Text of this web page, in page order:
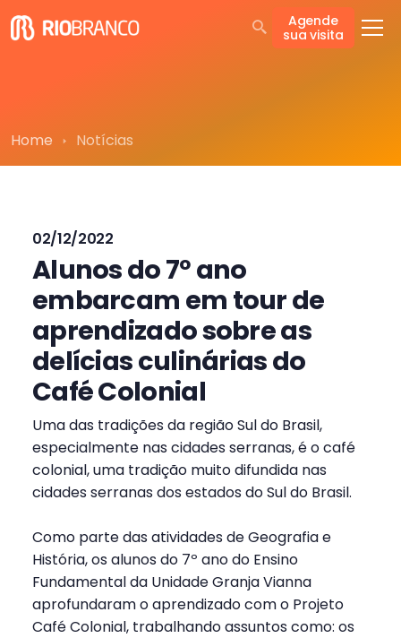
Agende
sua visita
Home Notícias
02/12/2022
Alunos do 7º ano
embarcam em tour de
aprendizado sobre as
delícias culinárias do
Café Colonial
Uma das tradições da região Sul do Brasil,
especialmente nas cidades serranas, é o café
colonial, uma tradição muito difundida nas
cidades serranas dos estados do Sul do Brasil.
Como parte das atividades de Geografia e
História, os alunos do 7º ano do Ensino
Fundamental da Unidade Granja Vianna
aprofundaram o aprendizado com o Projeto
Café Colonial, trabalhando assuntos como: os